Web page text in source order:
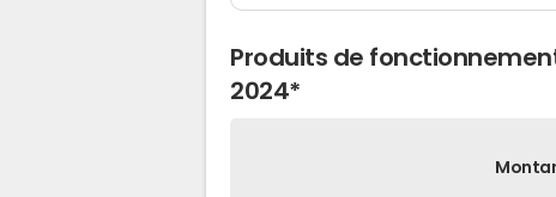
Produits de
2024*